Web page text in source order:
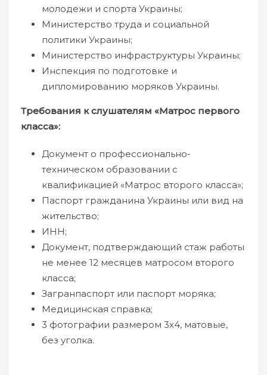
молодежи и спорта Украины;
Министерство труда и социальной
политики Украины;
Министерство инфраструктуры Украины;
Инспекция по подготовке и
дипломированию моряков Украины.
Требования к слушателям «Матрос первого
класса»:
Документ о профессионально-
техническом образовании с
квалификацией «Матрос второго класса»;
Паспорт гражданина Украины или вид на
жительство;
ИНН;
Документ, подтверждающий стаж работы
не менее 12 месяцев матросом второго
класса;
Загранпаспорт или паспорт моряка;
Медицинская справка;
3 фотографии размером 3х4, матовые,
без уголка.